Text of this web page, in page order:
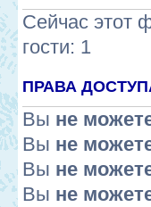
Сейчас этот
гости: 1
ПРАВА
Вы не
Вы не
Вы не
Вы не